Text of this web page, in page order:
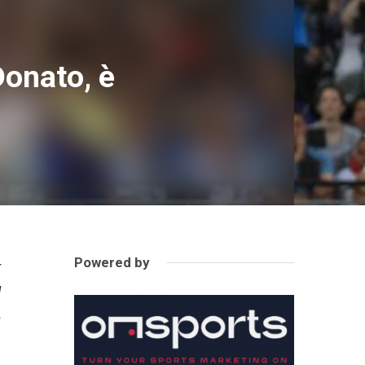
è
Powered by